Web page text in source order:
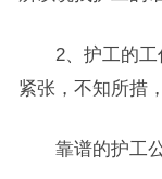
2、护工的工
紧张，不知所措
靠谱的护工公